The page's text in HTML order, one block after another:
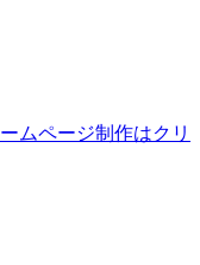
ムページ制作はクリ